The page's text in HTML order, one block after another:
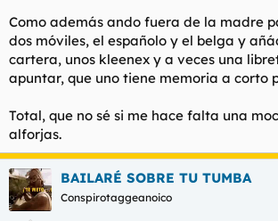
Como además ando fuera de la madre
dos móviles, el españolo y el belga y
cartera, unos kleenex y a veces una
apuntar, que uno tiene memoria a corto
Total, que no sé si me hace falta una
alforjas.
BAILARÉ SOBRE TU TUMBA
Conspirotaggeanoico